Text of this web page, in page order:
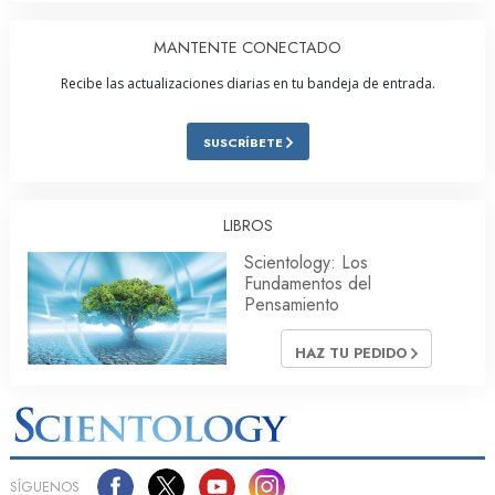
MANTENTE CONECTADO
Recibe las actualizaciones diarias en tu bandeja de entrada.
SUSCRÍBETE
LIBROS
Scientology: Los
Fundamentos del
Pensamiento
HAZ TU PEDIDO
SÍGUENOS